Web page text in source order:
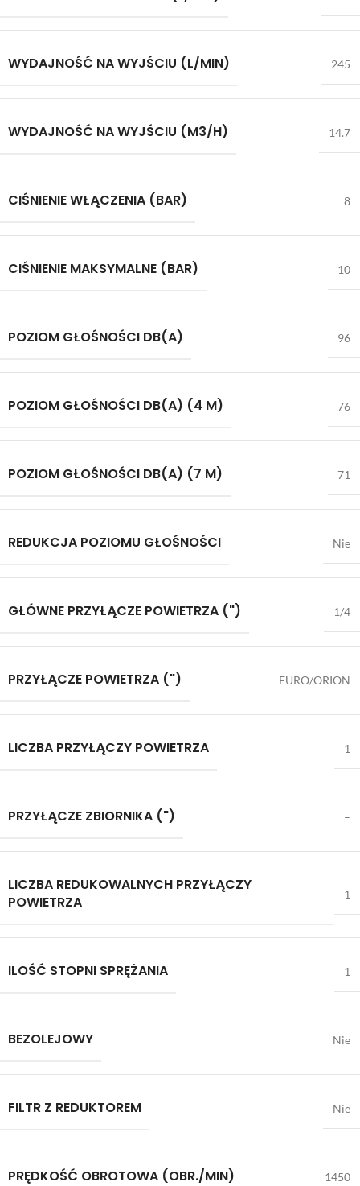
WYDAJNOŚĆ NA WYJŚCIU (L/MIN) 245
WYDAJNOŚĆ NA WYJŚCIU (M3/H) 14.7
CIŚNIENIE WŁĄCZENIA (BAR) 8
CIŚNIENIE MAKSYMALNE (BAR) 10
POZIOM GŁOŚNOŚCI DB(A) 96
POZIOM GŁOŚNOŚCI DB(A) (4 M) 76
POZIOM GŁOŚNOŚCI DB(A) (7 M) 71
REDUKCJA POZIOMU GŁOŚNOŚCI Nie
GŁÓWNE PRZYŁĄCZE POWIETRZA (") 1/4
PRZYŁĄCZE POWIETRZA (") EURO/ORION
LICZBA PRZYŁĄCZY POWIETRZA 1
PRZYŁĄCZE ZBIORNIKA (") –
LICZBA REDUKOWALNYCH PRZYŁĄCZY
POWIETRZA
1
ILOŚĆ STOPNI SPRĘŻANIA 1
BEZOLEJOWY Nie
FILTR Z REDUKTOREM Nie
PRĘDKOŚĆ OBROTOWA (OBR./MIN) 1450